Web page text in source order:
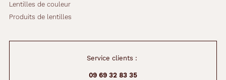
Lentilles de couleur
Produits de lentilles
Service clients :
09 69 32 83 35